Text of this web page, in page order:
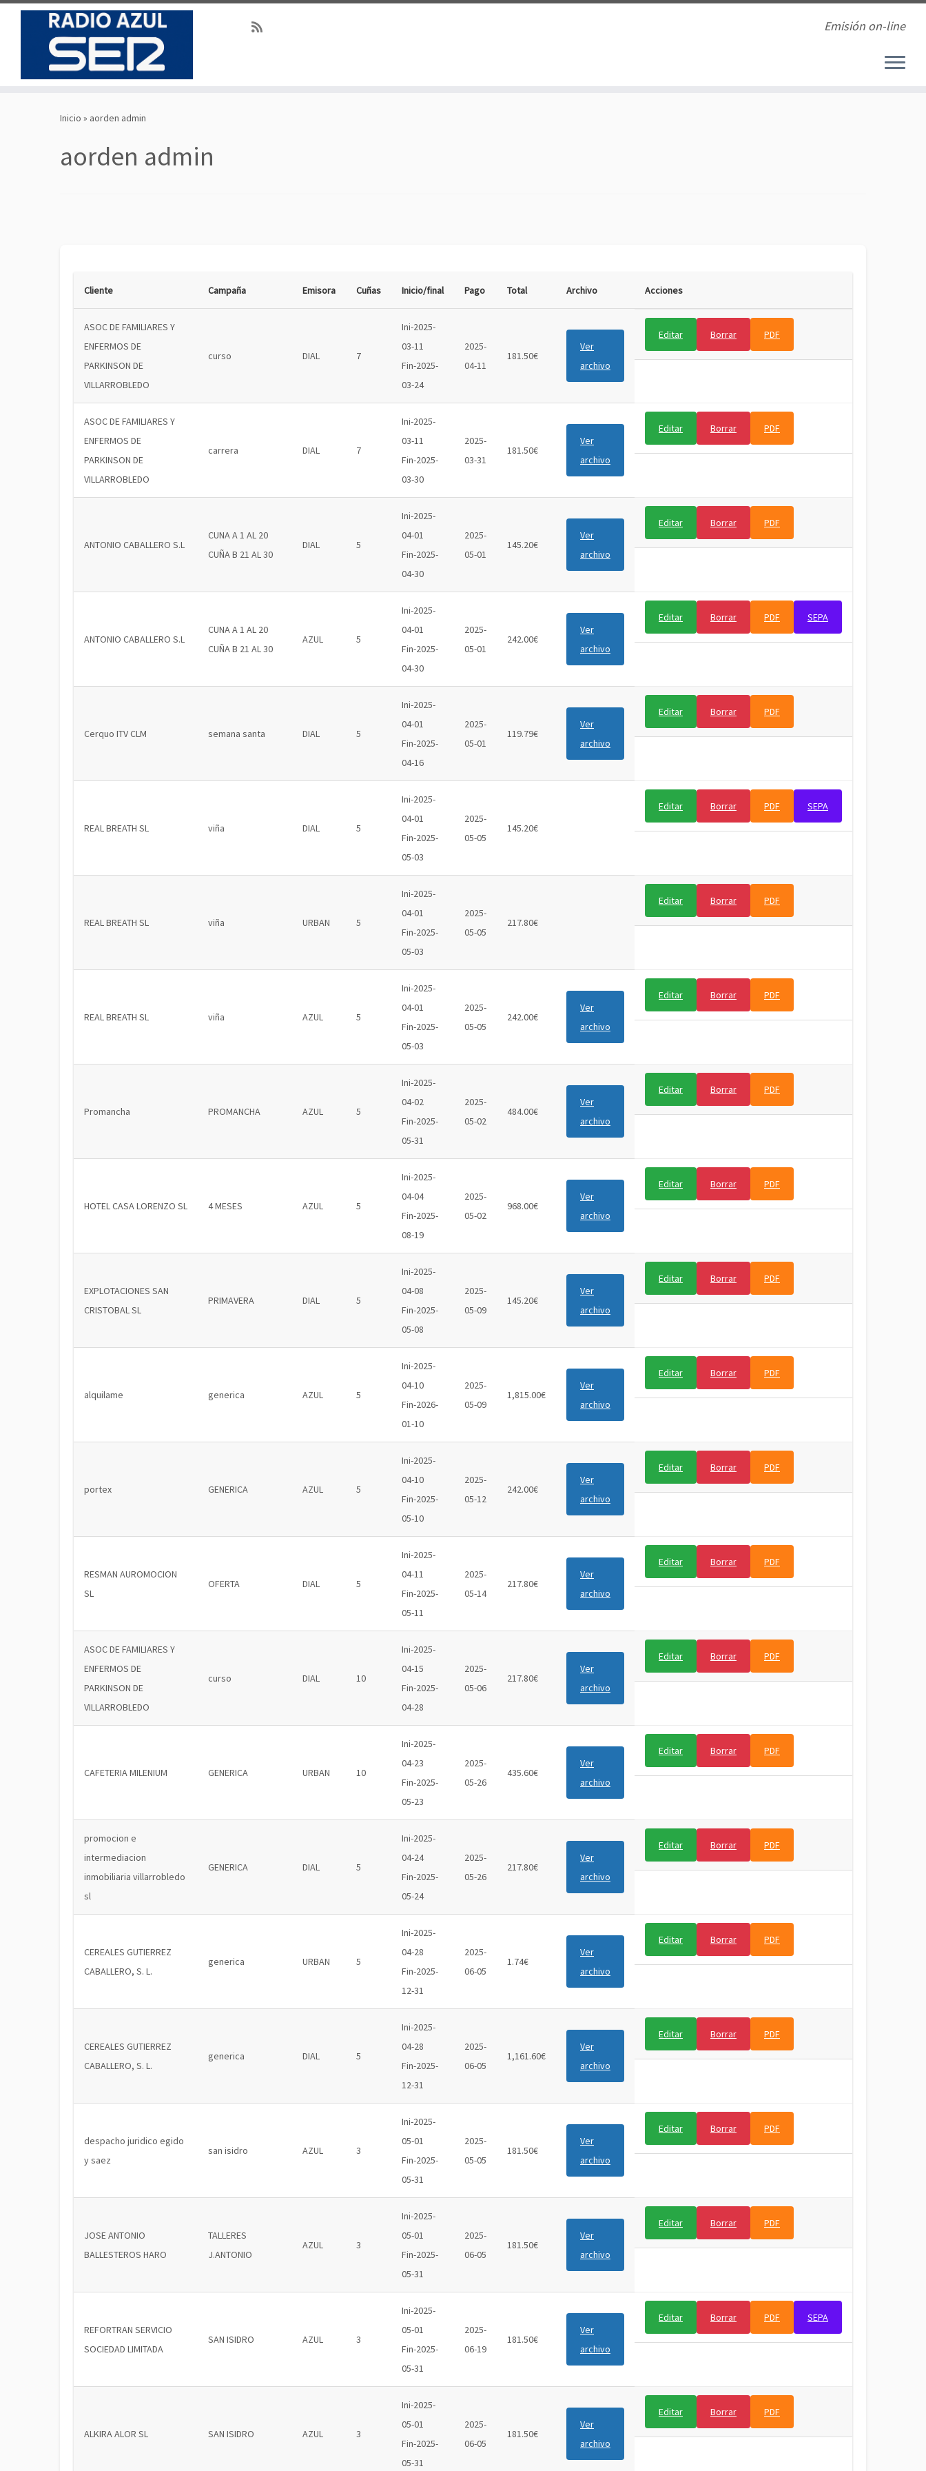
Emisión on-line
Inicio » aorden admin
aorden admin
Cliente Campaña Emisora Cuñas Inicio/final Pago Total Archivo Acciones
ASOC DE FAMILIARES Y
ENFERMOS DE
PARKINSON DE
VILLARROBLEDO
curso DIAL 7
Ini-2025-
03-11
Fin-2025-
03-24
2025-
04-11
181.50€
Ver
archivo
Editar Borrar PDF
ASOC DE FAMILIARES Y
ENFERMOS DE
PARKINSON DE
VILLARROBLEDO
carrera DIAL 7
Ini-2025-
03-11
Fin-2025-
03-30
2025-
03-31
181.50€
Ver
archivo
Editar Borrar PDF
ANTONIO CABALLERO S.L
CUNA A 1 AL 20
CUÑA B 21 AL 30
DIAL 5
Ini-2025-
04-01
Fin-2025-
04-30
2025-
05-01
145.20€
Ver
archivo
Editar Borrar PDF
ANTONIO CABALLERO S.L
CUNA A 1 AL 20
CUÑA B 21 AL 30
AZUL 5
Ini-2025-
04-01
Fin-2025-
04-30
2025-
05-01
242.00€
Ver
archivo
Editar Borrar PDF SEPA
Cerquo ITV CLM semana santa DIAL 5
Ini-2025-
04-01
Fin-2025-
04-16
2025-
05-01
119.79€
Ver
archivo
Editar Borrar PDF
REAL BREATH SL viña DIAL 5
Ini-2025-
04-01
Fin-2025-
05-03
2025-
05-05
145.20€
Editar Borrar PDF SEPA
REAL BREATH SL viña URBAN 5
Ini-2025-
04-01
Fin-2025-
05-03
2025-
05-05
217.80€
Editar Borrar PDF
REAL BREATH SL viña AZUL 5
Ini-2025-
04-01
Fin-2025-
05-03
2025-
05-05
242.00€
Ver
archivo
Editar Borrar PDF
Promancha PROMANCHA AZUL 5
Ini-2025-
04-02
Fin-2025-
05-31
2025-
05-02
484.00€
Ver
archivo
Editar Borrar PDF
HOTEL CASA LORENZO SL 4 MESES AZUL 5
Ini-2025-
04-04
Fin-2025-
08-19
2025-
05-02
968.00€
Ver
archivo
Editar Borrar PDF
EXPLOTACIONES SAN
CRISTOBAL SL
PRIMAVERA DIAL 5
Ini-2025-
04-08
Fin-2025-
05-08
2025-
05-09
145.20€
Ver
archivo
Editar Borrar PDF
alquilame generica AZUL 5
Ini-2025-
04-10
Fin-2026-
01-10
2025-
05-09
1,815.00€
Ver
archivo
Editar Borrar PDF
portex GENERICA AZUL 5
Ini-2025-
04-10
Fin-2025-
05-10
2025-
05-12
242.00€
Ver
archivo
Editar Borrar PDF
RESMAN AUROMOCION
SL
OFERTA DIAL 5
Ini-2025-
04-11
Fin-2025-
05-11
2025-
05-14
217.80€
Ver
archivo
Editar Borrar PDF
ASOC DE FAMILIARES Y
ENFERMOS DE
PARKINSON DE
VILLARROBLEDO
curso DIAL 10
Ini-2025-
04-15
Fin-2025-
04-28
2025-
05-06
217.80€
Ver
archivo
Editar Borrar PDF
CAFETERIA MILENIUM GENERICA URBAN 10
Ini-2025-
04-23
Fin-2025-
05-23
2025-
05-26
435.60€
Ver
archivo
Editar Borrar PDF
promocion e
intermediacion
inmobiliaria villarrobledo
sl
GENERICA DIAL 5
Ini-2025-
04-24
Fin-2025-
05-24
2025-
05-26
217.80€
Ver
archivo
Editar Borrar PDF
CEREALES GUTIERREZ
CABALLERO, S. L.
generica URBAN 5
Ini-2025-
04-28
Fin-2025-
12-31
2025-
06-05
1.74€
Ver
archivo
Editar Borrar PDF
CEREALES GUTIERREZ
CABALLERO, S. L.
generica DIAL 5
Ini-2025-
04-28
Fin-2025-
12-31
2025-
06-05
1,161.60€
Ver
archivo
Editar Borrar PDF
despacho juridico egido
y saez
san isidro AZUL 3
Ini-2025-
05-01
Fin-2025-
05-31
2025-
05-05
181.50€
Ver
archivo
Editar Borrar PDF
JOSE ANTONIO
BALLESTEROS HARO
TALLERES
J.ANTONIO
AZUL 3
Ini-2025-
05-01
Fin-2025-
05-31
2025-
06-05
181.50€
Ver
archivo
Editar Borrar PDF
REFORTRAN SERVICIO
SOCIEDAD LIMITADA
SAN ISIDRO AZUL 3
Ini-2025-
05-01
Fin-2025-
05-31
2025-
06-19
181.50€
Ver
archivo
Editar Borrar PDF SEPA
ALKIRA ALOR SL SAN ISIDRO AZUL 3
Ini-2025-
05-01
Fin-2025-
05-31
2025-
06-05
181.50€
Ver
archivo
Editar Borrar PDF